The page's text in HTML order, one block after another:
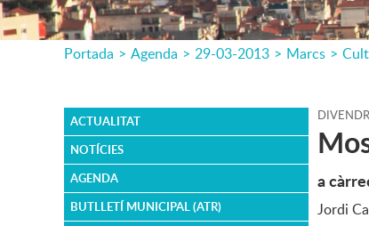
Portada > Agenda > 29-03-2013 > Marcs >
ACTUALITAT
NOTÍCIES
AGENDA
BUTLLETÍ MUNICIPAL (ATR)
a
Jordi